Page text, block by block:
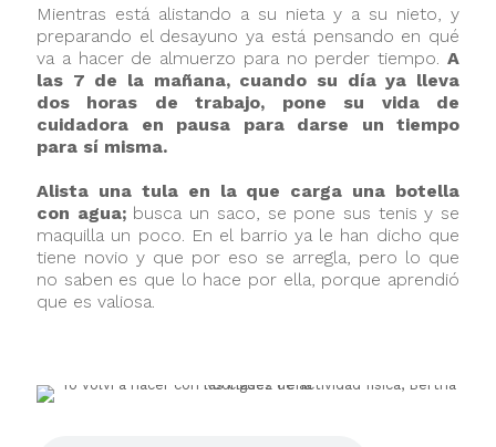
Mientras está alistando a su nieta y a su nieto, y
preparando el desayuno ya está pensando en qué
va a hacer de almuerzo para no perder tiempo. A
las 7 de la mañana, cuando su día ya lleva
dos horas de trabajo, pone su vida de
cuidadora en pausa para darse un tiempo
para sí misma.
Alista una tula en la que carga una botella
con agua;busca un saco, se pone sus tenis y se
maquilla un poco. En el barrio ya le han dicho que
tiene novio y que por eso se arregla, pero lo que
no saben es que lo hace por ella, porque aprendió
que es valiosa.